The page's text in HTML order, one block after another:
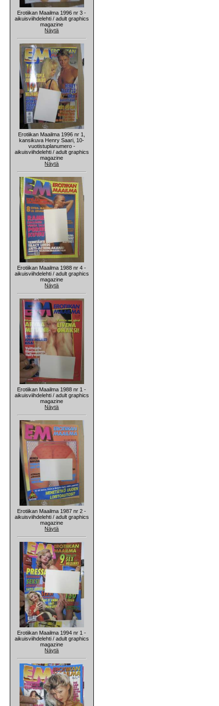
Erotiikan Maailma 1996 nr 3 -
aikuisviihdelehti / adult graphics
magazine
Näytä
Erotiikan Maailma 1996 nr 1,
kansikuva Henry Saari, 10-
vuotistuplanumero -
aikuisviihdelehti / adult graphics
magazine
Näytä
Erotiikan Maailma 1988 nr 4 -
aikuisviihdelehti / adult graphics
magazine
Näytä
Erotiikan Maailma 1988 nr 1 -
aikuisviihdelehti / adult graphics
magazine
Näytä
Erotiikan Maailma 1987 nr 2 -
aikuisviihdelehti / adult graphics
magazine
Näytä
Erotiikan Maailma 1994 nr 1 -
aikuisviihdelehti / adult graphics
magazine
Näytä